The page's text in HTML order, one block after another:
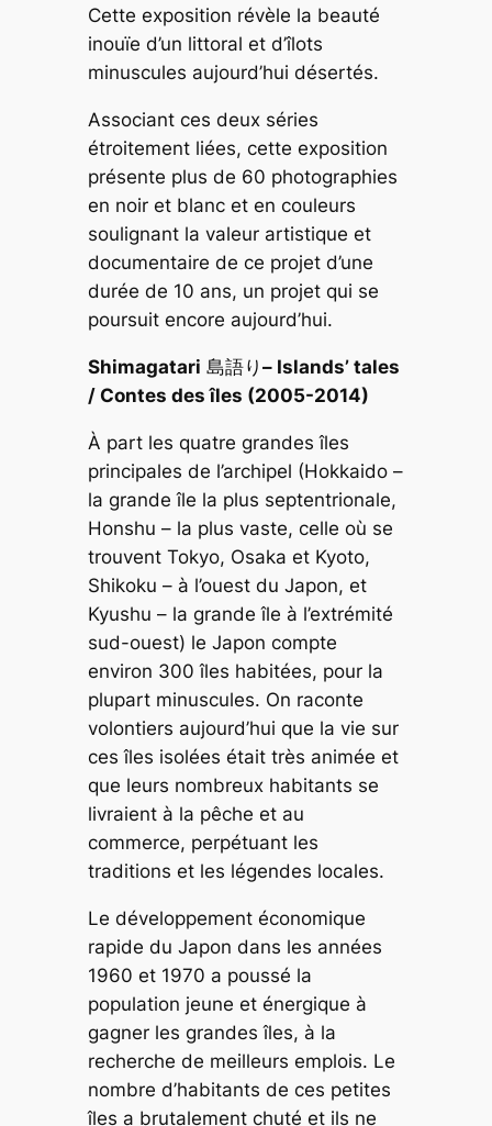
Cette exposition révèle la beauté
inouïe d’un littoral et d’îlots
minuscules aujourd’hui désertés.
Associant ces deux séries
étroitement liées, cette exposition
présente plus de 60 photographies
en noir et blanc et en couleurs
soulignant la valeur artistique et
documentaire de ce projet d’une
durée de 10 ans, un projet qui se
poursuit encore aujourd’hui.
Shimagatari 島語り – Islands’ tales
/ Contes des îles (2005-2014)
À part les quatre grandes îles
principales de l’archipel (Hokkaido –
la grande île la plus septentrionale,
Honshu – la plus vaste, celle où se
trouvent Tokyo, Osaka et Kyoto,
Shikoku – à l’ouest du Japon, et
Kyushu – la grande île à l’extrémité
sud-ouest) le Japon compte
environ 300 îles habitées, pour la
plupart minuscules. On raconte
volontiers aujourd’hui que la vie sur
ces îles isolées était très animée et
que leurs nombreux habitants se
livraient à la pêche et au
commerce, perpétuant les
traditions et les légendes locales.
Le développement économique
rapide du Japon dans les années
1960 et 1970 a poussé la
population jeune et énergique à
gagner les grandes îles, à la
recherche de meilleurs emplois. Le
nombre d’habitants de ces petites
îles a brutalement chuté et ils ne